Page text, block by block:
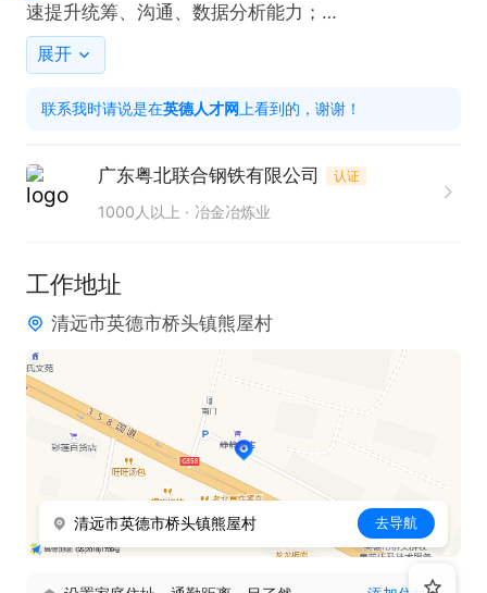
速提升统筹、沟通、数据分析能力；
4、能接受轮岗。
1. 协助领导完成日常管理工作，确保各项工作有序开
请【申请职位】后点击【电话】或者【在线聊】，备
注“英德人才网”上看到的；请把简历完善到80%再投
展开
联系我时请说是在英德人才网 上看到的，谢谢！
广东粤北联合钢铁有限公司 认证
1000人以上 冶金冶炼业
工作地址
清远市英德市桥头镇熊屋村
清远市英德市桥头镇熊屋村 去导航